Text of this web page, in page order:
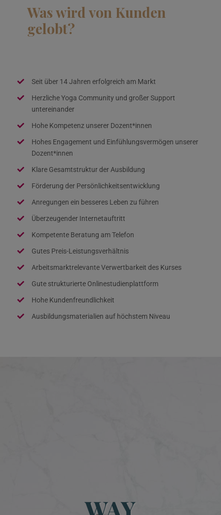
Was wird von Kunden
gelobt?
Seit über 14 Jahren erfolgreich am Markt
Herzliche Yoga Community und großer Support
untereinander
Hohe Kompetenz unserer Dozent*innen
Hohes Engagement und Einfühlungsvermögen unserer
Dozent*innen
Klare Gesamtstruktur der Ausbildung
Förderung der Persönlichkeitsentwicklung
Anregungen ein besseres Leben zu führen
Überzeugender Internetauftritt
Kompetente Beratung am Telefon
Gutes Preis-Leistungsverhältnis
Arbeitsmarktrelevante Verwertbarkeit des Kurses
Gute strukturierte Onlinestudienplattform
Hohe Kundenfreundlichkeit
Ausbildungsmaterialien auf höchstem Niveau
WAY